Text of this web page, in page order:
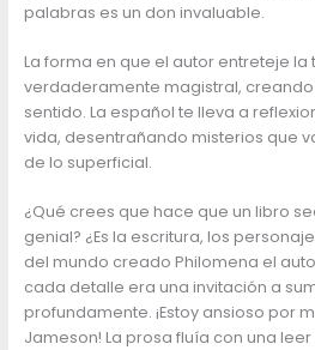
palabras es un don invaluable.
La forma en que el autor entreteje la
verdaderamente magistral, creando
sentido. La español te lleva a
vida, desentrañando misterios que
de lo superficial.
¿Qué crees que hace que un libro
genial? ¿Es la escritura, los
del mundo creado Philomena el
cada detalle era una invitación a
profundamente. ¡Estoy ansioso por
Jameson! La prosa fluía con una